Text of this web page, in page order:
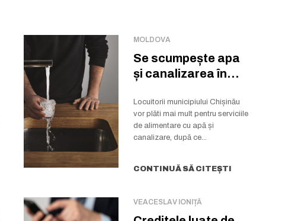
MOLDOVA
Se scumpește apa
și canalizarea în
Locuitorii municipiului Chișinău
vor plăti mai mult pentru serviciile
de alimentare cu apă și
canalizare, după ce...
CONTINUĂ SĂ CITEȘTI
VEACESLAV IONIȚĂ